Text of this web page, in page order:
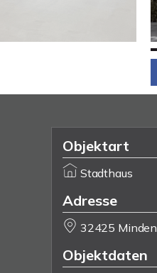
Objektart
Stadthaus
Adresse
32425 Minden
Objektdaten